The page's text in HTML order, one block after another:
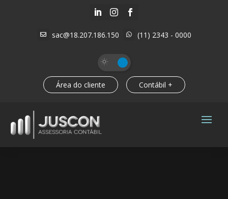
  
 sac@18.207.186.150  (11) 2343 - 0000
Área do cliente Contábil +